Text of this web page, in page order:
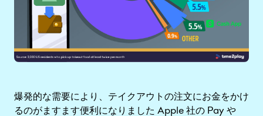
爆発的な需要により、テイクアウトの注文にお金をかけ
るのがますます便利になりました Apple 社の Pay や